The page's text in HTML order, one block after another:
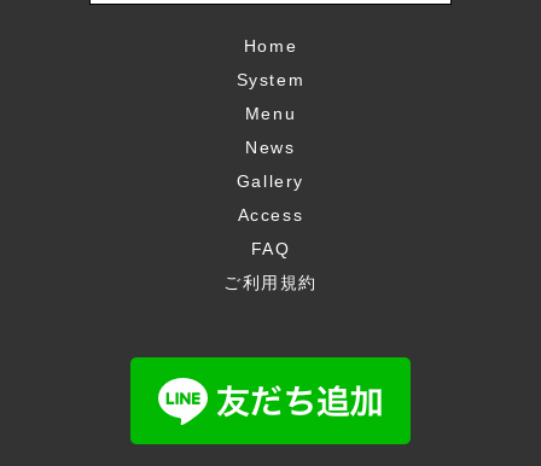
Home
System
Menu
News
Gallery
Access
FAQ
ご利用規約